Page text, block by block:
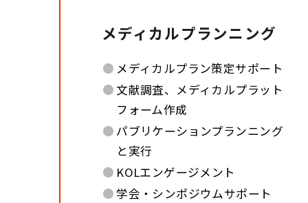
メディカルプランニング
● メディカルプラン策定サポート
● 文献調査、メディカルプラット
フォーム作成
● パブリケーションプランニング
と実行
● KOLエンゲージメント
● 学会・シンポジウムサポート